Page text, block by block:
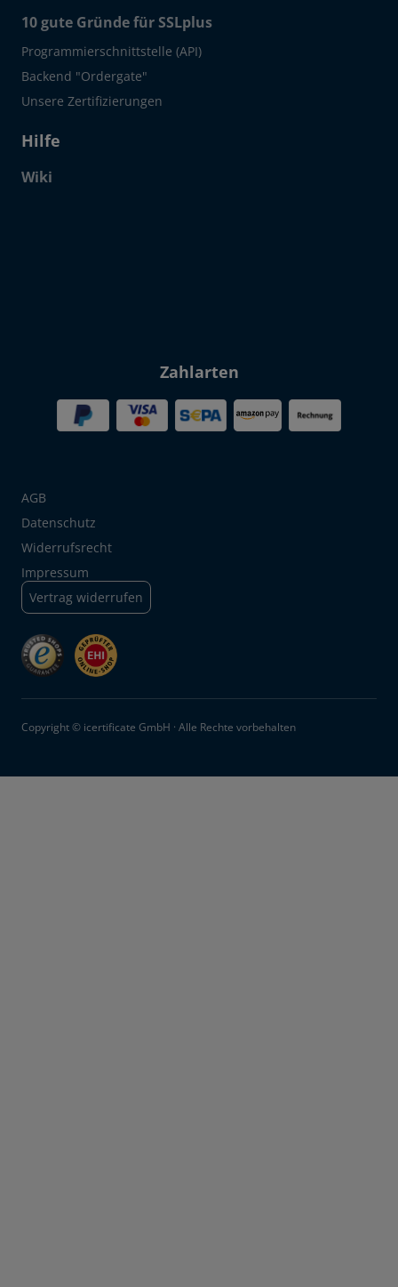
10 gute Gründe für SSLplus
Programmierschnittstelle (API)
Backend "Ordergate"
Unsere Zertifizierungen
Hilfe
Wiki
Zahlarten
AGB
Datenschutz
Widerrufsrecht
Impressum
Vertrag widerrufen
Copyright © icertificate GmbH · Alle Rechte vorbehalten